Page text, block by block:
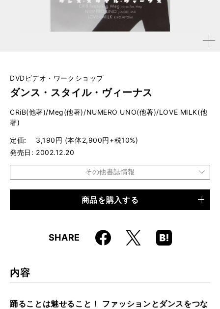
拡大す
DVDビデオ・ワークショップ
ダンス・スタイル・ヴィーナス
CRiB(他著)/Meg(他著)/NUMERO UNO(他著)/LOVE MILK(他
著)
定価
3,190円 (本体2,900円+税10%)
発売日
2002.12.20
その他書誌情報
9784845608423
品番
商品を購入する
SHARE Faceboo
k
X
Hatena
Boo
内容
踊ることは魅せること！ ファッションとダンスをつな